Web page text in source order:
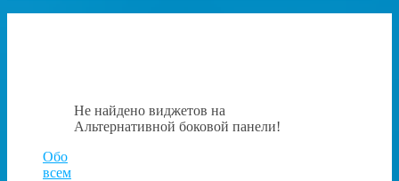
Не найдено виджетов на
Альтернативной боковой панели!
Обо
всем